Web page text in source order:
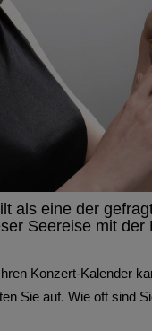
als eine der
Seereise mit der
Konzert-Kalender
Sie auf. Wie oft sind